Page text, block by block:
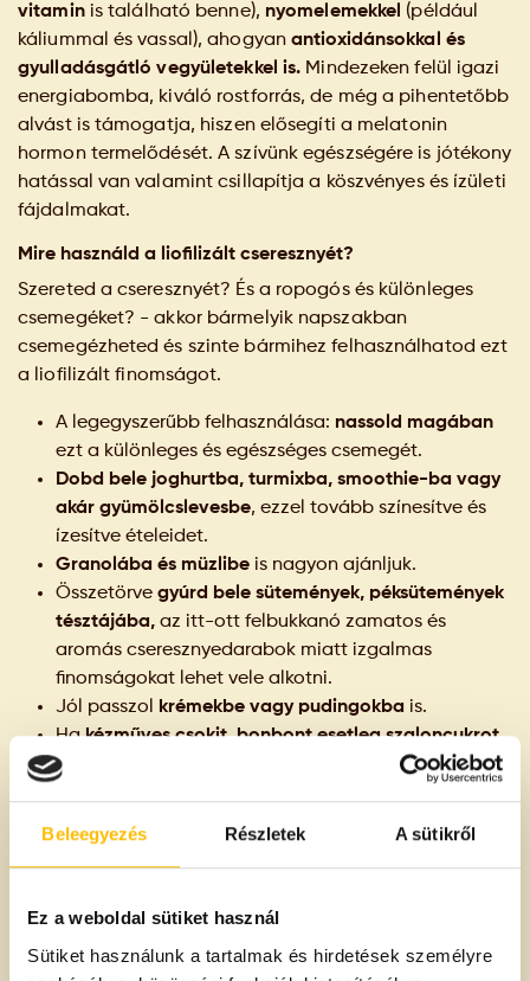
Beleegyezés Részletek A sütikről
Ez a weboldal sütiket használ
Sütiket használunk a tartalmak és hirdetések személyre
vitaminis található benne), nyomelemekkel (például
káliummal és vassal), ahogyanantioxidánsokkal és
gyulladásgátló vegyületekkel is. Mindezeken felül igazi
energiabomba, kiváló rostforrás, de még a pihentetőbb
alvást is támogatja, hiszen elősegíti a melatonin
hormon termelődését. A szívünk egészségére is jótékony
hatással van valamint csillapítja a köszvényes és ízületi
fájdalmakat.
Mire használd a liofilizált cseresznyét?
Szereted a cseresznyét? És a ropogós és különleges
csemegéket? - akkor bármelyik napszakban
csemegézheted és szinte bármihez felhasználhatod ezt
a liofilizált finomságot.
A legegyszerűbb felhasználása: nassold magában
ezt a különleges és egészséges csemegét.
Dobd bele joghurtba, turmixba, smoothie-ba vagy
akár gyümölcslevesbe, ezzel tovább színesítve és
ízesítve ételeidet.
Granolába és müzlibe is nagyon ajánljuk.
Összetörve gyúrd bele sütemények, péksütemények
tésztájába, az itt-ott felbukkanó zamatos és
aromás cseresznyedarabok miatt izgalmas
finomságokat lehet vele alkotni.
Jól passzol
krémekbe vagy pudingokba is.
Hakézműves csokit, bonbont esetleg szaloncukrot
készítesz, tökéletesen belepasszol a liofilizált
Nyáron a jeges-szódás
Tipp:Ha liofilizált cseresznyét teszel a müzlidbe vagy